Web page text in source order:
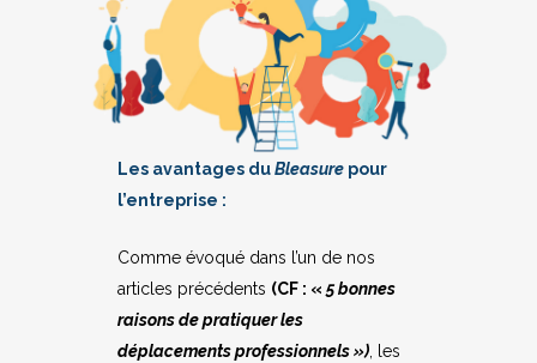
Les avantages duBleasure pour
l’entreprise :
Comme évoqué dans l’un de nos
articles précédents (CF : « 5 bonnes
raisons de pratiquer les
déplacements professionnels ») , les